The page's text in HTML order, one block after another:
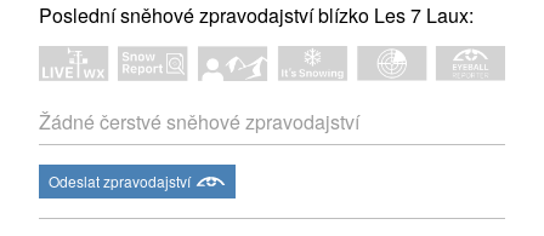
Poslední sněhové zpravodajství blízko Les 7 Laux:
Žádné čerstvé sněhové zpravodajství
Odeslat zpravodajství